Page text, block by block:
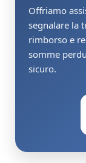
Offriamo
segnalare la
rimborso e
somme
sicuro.